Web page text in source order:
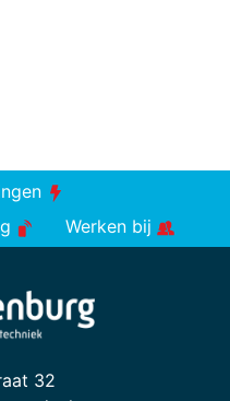
Werken bij
32